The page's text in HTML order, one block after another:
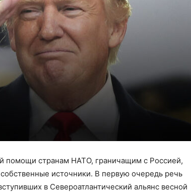
помощи странам НАТО, граничащим с Россией,
источники. В первую очередь речь
в Североатлантический альянс весной